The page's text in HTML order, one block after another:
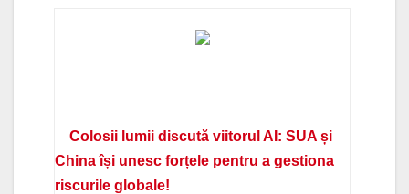
Colosii lumii discută viitorul AI: SUA și
China își unesc forțele pentru a gestiona
riscurile globale!